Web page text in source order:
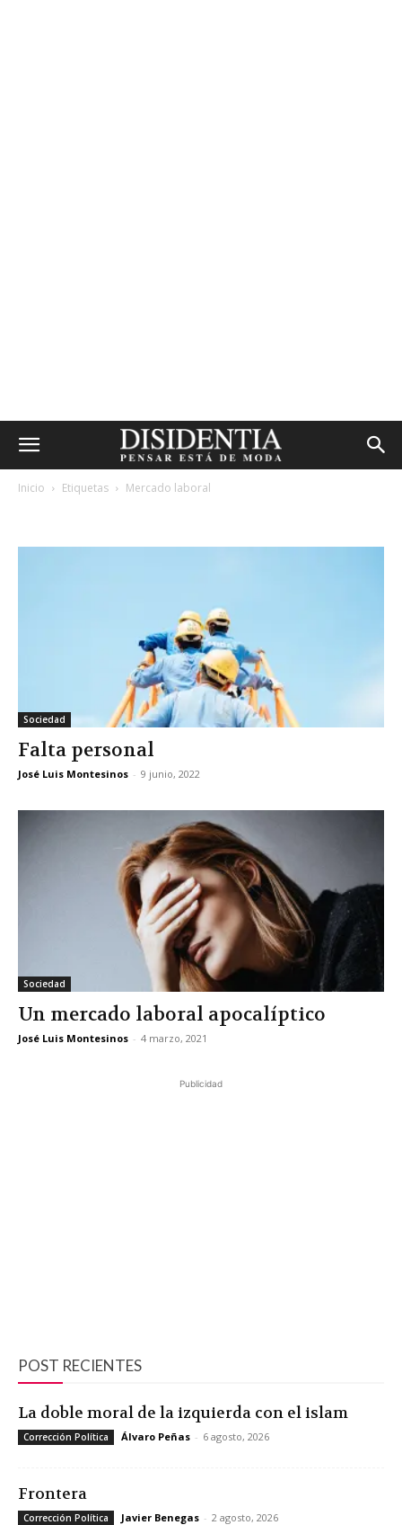
Inicio Etiquetas Mercado laboral
Sociedad
Falta personal
José Luis Montesinos - 9 junio, 2022
Sociedad
Un mercado laboral apocalíptico
José Luis Montesinos - 4 marzo, 2021
Publicidad
POST RECIENTES
La doble moral de la izquierda con el islam
Corrección Política Álvaro Peñas - 6 agosto, 2026
Frontera
Corrección Política Javier Benegas - 2 agosto, 2026